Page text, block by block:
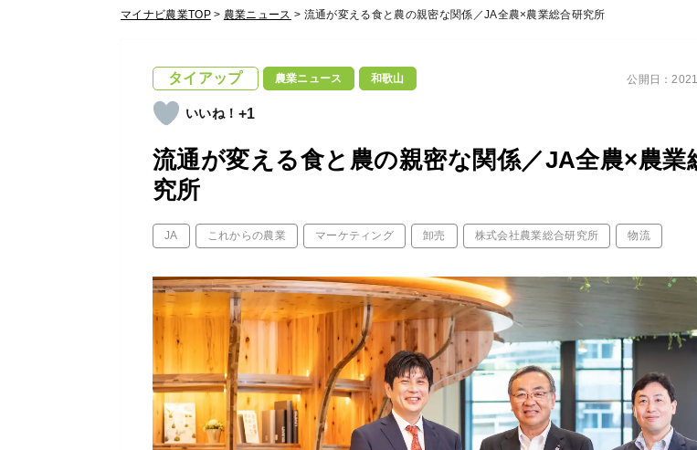
マイナビ農業TOP> 農業ニュース > 流通が変える食と農の親密な関係／JA全農×農業総合研究所
タイアップ 農業ニュース 和歌山
+1
流通が変える食と農の親密な関係／JA全農×農業
究所
JA これからの農業 マーケティング 卸売 株式会社農業総合研究所 物流
公開日：